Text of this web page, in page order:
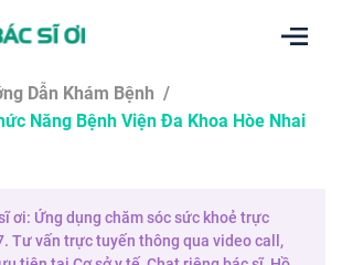
Dẫn Khám Bệnh /
Năng Bệnh Viện Đa Khoa Hòe Nhai
ơi: Ứng dụng chăm sóc sức khoẻ trực
Tư vấn trực tuyến thông qua video call,